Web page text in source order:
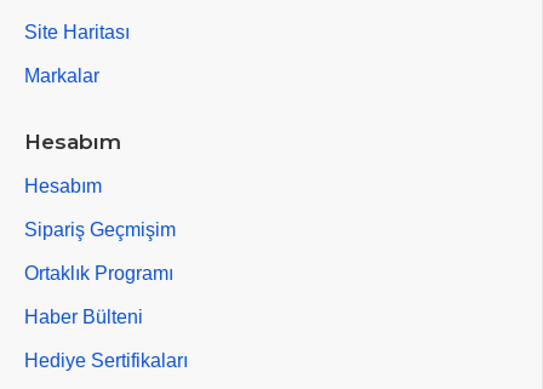
Site Haritası
Markalar
Hesabım
Hesabım
Sipariş Geçmişim
Ortaklık Programı
Haber Bülteni
Hediye Sertifikaları